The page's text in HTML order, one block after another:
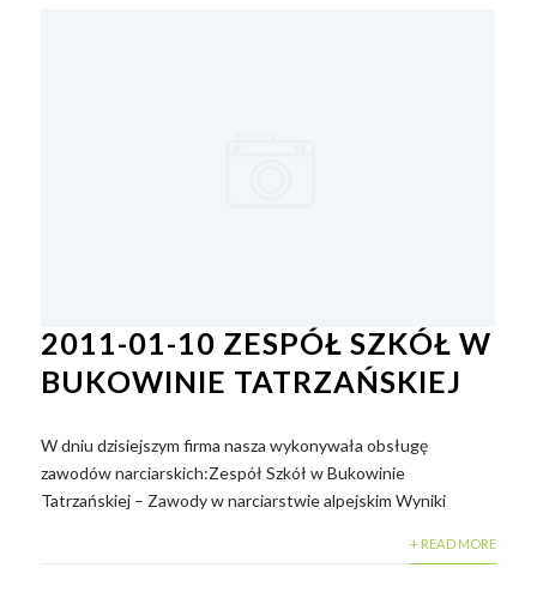
2011-01-10 ZESPÓŁ SZKÓŁ W
BUKOWINIE TATRZAŃSKIEJ
W dniu dzisiejszym firma nasza wykonywała obsługę
zawodów narciarskich:Zespół Szkół w Bukowinie
Tatrzańskiej – Zawody w narciarstwie alpejskim Wyniki
+ READ MORE